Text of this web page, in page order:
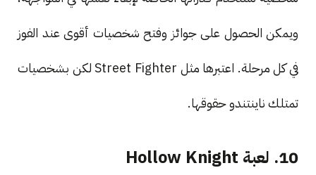
ويمكن الحصول على جوائز وفتح شخصيات أقوى عند الفوز
في كل مرحلة. اعتبرها مثل Street Fighter لكن بشخصيات
تمتلك ناينتندو حقوقها.
10. لعبة Hollow Knight